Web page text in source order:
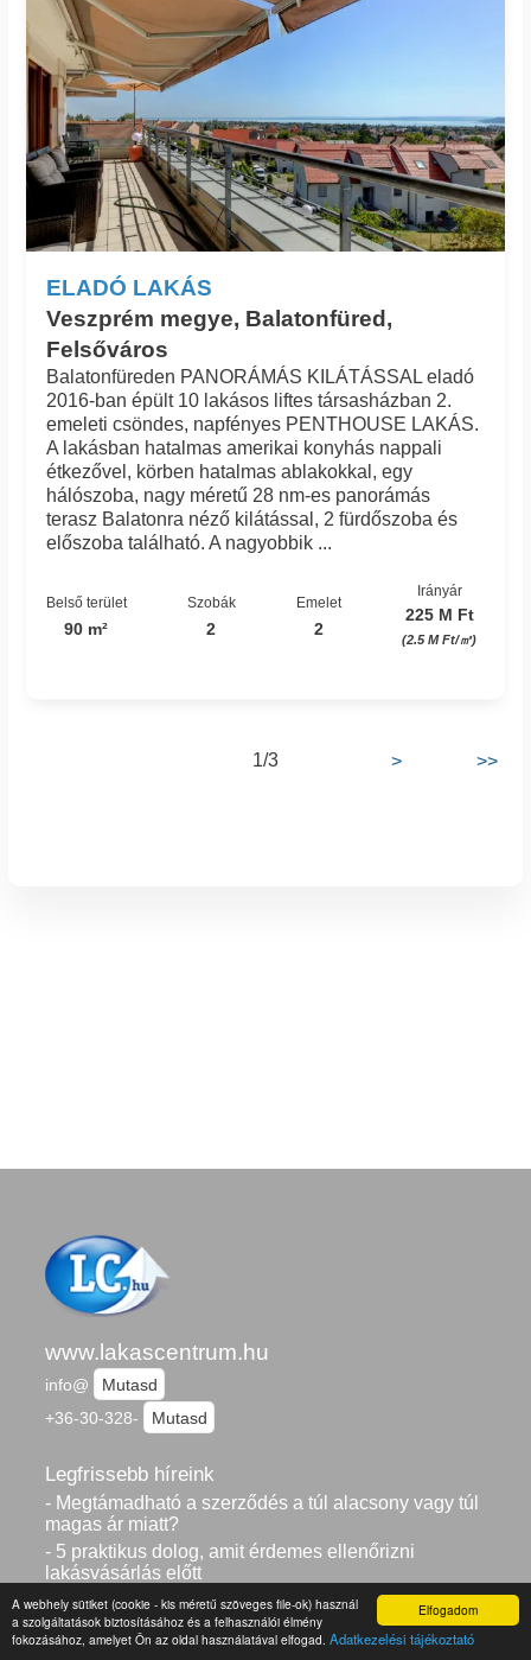
Elfogadom
A webhely sütiket (cookie - kis méretű szöveges file-ok) használ
a szolgáltatások biztosításához és a felhasználói élmény
fokozásához, amelyet Ön az oldal használatával elfogad. Adatkezelési tájékoztató
ELADÓ LAKÁS
Veszprém megye, Balatonfüred,
Felsőváros
Balatonfüreden PANORÁMÁS KILÁTÁSSAL eladó
2016-ban épült 10 lakásos liftes társasházban 2.
emeleti csöndes, napfényes PENTHOUSE LAKÁS.
A lakásban hatalmas amerikai konyhás nappali
étkezővel, körben hatalmas ablakokkal, egy
hálószoba, nagy méretű 28 nm-es panorámás
terasz Balatonra néző kilátással, 2 fürdőszoba és
előszoba található. A nagyobbik ...
Belső terület
90 m²
Szobák
2
Emelet
2
Irányár
225 M Ft
(2.5 M Ft/㎡)
1/3 > >>
www.lakascentrum.hu
info@
Mutasd
+36-30-328-
Mutasd
Legfrissebb híreink
- Megtámadható a szerződés a túl alacsony vagy túl
magas ár miatt?
- 5 praktikus dolog, amit érdemes ellenőrizni
lakásvásárlás előtt
- Melyek a társasházi közös tulajdon
értékesítésének új szabályai?
- Ki hozza és ki fizeti az ügyvédet